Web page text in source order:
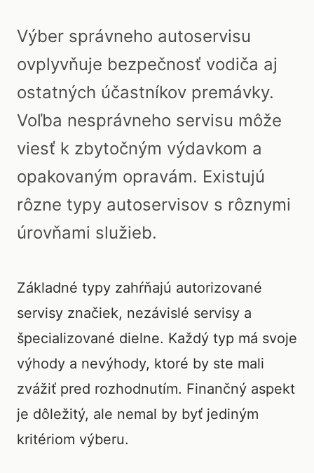
Výber správneho autoservisu
ovplyvňuje bezpečnosť vodiča aj
ostatných účastníkov premávky.
Voľba nesprávneho servisu môže
viesť k zbytočným výdavkom a
opakovaným opravám. Existujú
rôzne typy autoservisov s rôznymi
úrovňami služieb.
Základné typy zahŕňajú autorizované
servisy značiek, nezávislé servisy a
špecializované dielne. Každý typ má svoje
výhody a nevýhody, ktoré by ste mali
zvážiť pred rozhodnutím. Finančný aspekt
je dôležitý, ale nemal by byť jediným
kritériom výberu.